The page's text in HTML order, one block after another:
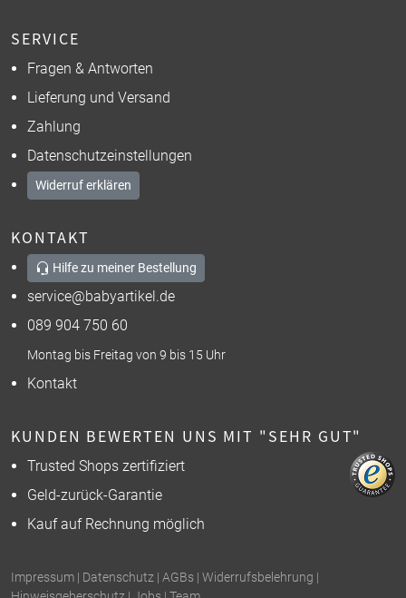
SERVICE
Fragen & Antworten
Lieferung und Versand
Zahlung
Datenschutzeinstellungen
Widerruf erklären
KONTAKT
Hilfe zu meiner Bestellung
service@babyartikel.de
089 904 750 60
Montag bis Freitag von 9 bis 15 Uhr
Kontakt
KUNDEN BEWERTEN UNS MIT "SEHR GUT"
Trusted Shops zertifiziert
Geld-zurück-Garantie
Kauf auf Rechnung möglich
Impressum | Datenschutz | AGBs | Widerrufsbelehrung |